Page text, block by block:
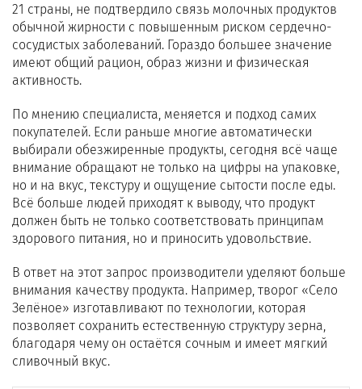
21 страны, не подтвердило связь молочных продуктов
обычной жирности с повышенным риском сердечно-
сосудистых заболеваний. Гораздо большее значение
имеют общий рацион, образ жизни и физическая
активность.
По мнению специалиста, меняется и подход самих
покупателей. Если раньше многие автоматически
выбирали обезжиренные продукты, сегодня всё чаще
внимание обращают не только на цифры на упаковке,
но и на вкус, текстуру и ощущение сытости после еды.
Всё больше людей приходят к выводу, что продукт
должен быть не только соответствовать принципам
здорового питания, но и приносить удовольствие.
В ответ на этот запрос производители уделяют больше
внимания качеству продукта. Например, творог «Село
Зелёное» изготавливают по технологии, которая
позволяет сохранить естественную структуру зерна,
благодаря чему он остаётся сочным и имеет мягкий
сливочный вкус.